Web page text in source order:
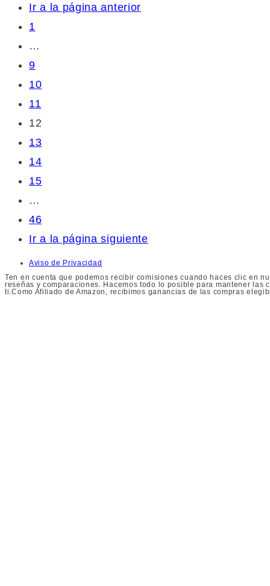
Ir a la página anterior
1
…
9
10
11
12
13
14
15
…
46
Ir a la página siguiente
Aviso de Privacidad
Ten en cuenta que podemos recibir comisiones cuando haces clic en
reseñas y comparaciones. Hacemos todo lo posible para mantener
ti.Como Afiliado de Amazon, recibimos ganancias de las compras